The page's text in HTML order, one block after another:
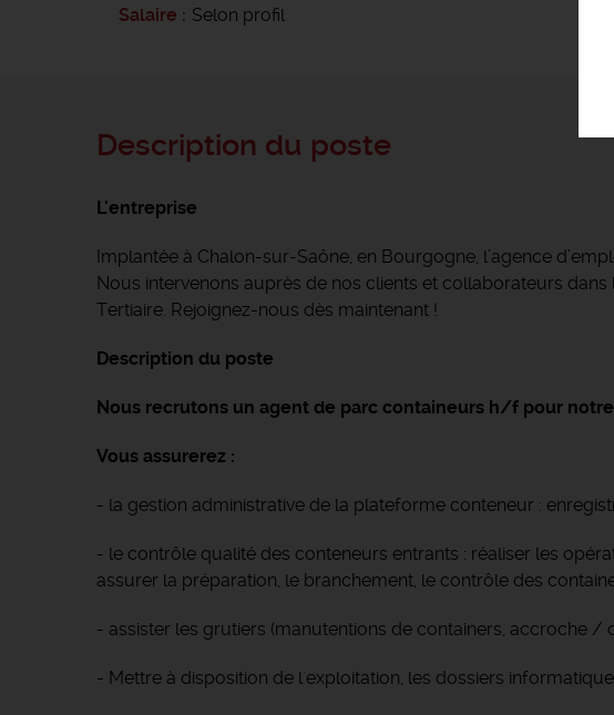
Salaire
Selon profil
Description du poste
L'entreprise
Implantée à Chalon-sur-Saône, en Bourgogne, l’agence
Nous intervenons auprès de nos clients et collaborateurs
Tertiaire. Rejoignez-nous dès maintenant !
Description du poste
Nous recrutons un agent de parc containeurs h/f pour
Vous assurerez :
- la gestion administrative de la plateforme conteneur :
- le contrôle qualité des conteneurs entrants : réaliser les
assurer la préparation, le branchement, le contrôle des
- assister les grutiers (manutentions de containers, accroche /
- Mettre à disposition de l'exploitation, les dossiers